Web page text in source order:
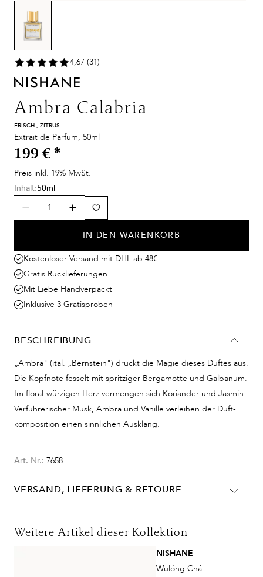
4,67 (31)
Ambra Calabria
FRISCH , ZITRUS
Extrait de Parfum, 50ml
199 € *
Preis inkl. 19% MwSt.
Inhalt:50ml
IN DEN WARENKORB
Kostenloser Versand mit DHL ab 48€
Gratis Rücklieferungen
Mit Liebe Handverpackt
Inklusive 3 Gratisproben
BESCHREIBUNG
„Ambra" (ital. „Bernstein") drückt die Magie dieses Duftes aus.
Die Kopfnote fesselt mit spritziger Bergamotte und Galbanum.
Im floral-würzigen Herz vermengen sich Koriander und Jasmin.
Verführerischer Musk, Ambra und Vanille verleihen der Duft-
komposition einen sinnlichen Ausklang.
Art.-Nr.: 7658
VERSAND, LIEFERUNG & RETOURE
DHL
Weitere Artikel dieser Kollektion
NISHANE
Wulóng Chá